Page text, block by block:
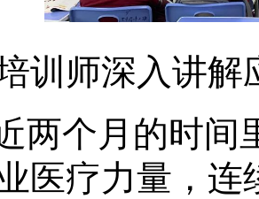
训师深入讲解
两个月的时间
医疗力量，连